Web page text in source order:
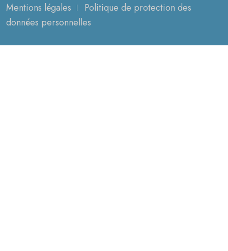
Mentions légales
Politique de protection des
données personnelles